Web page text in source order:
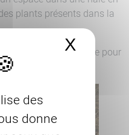
des
donne
X
plants présents dans la
Club de la Crouzette pour